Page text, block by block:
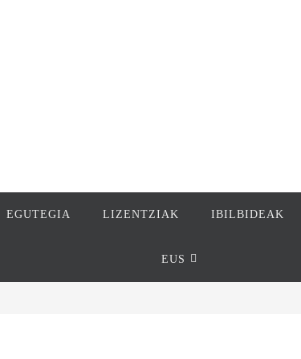
EGUTEGIA LIZENTZIAK IBILBIDEAK
EUS